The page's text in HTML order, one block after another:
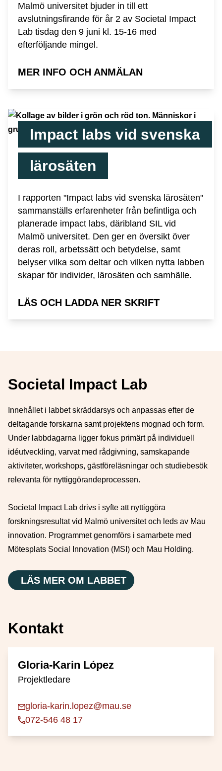
Malmö universitet bjuder in till ett
avslutningsfirande för år 2 av Societal Impact
Lab tisdag den 9 juni kl. 15-16 med
efterföljande mingel.
MER INFO OCH ANMÄLAN
Impact labs vid svenska
lärosäten
I rapporten "Impact labs vid svenska lärosäten"
sammanställs erfarenheter från befintliga och
planerade impact labs, däribland SIL vid
Malmö universitet. Den ger en översikt över
deras roll, arbetssätt och betydelse, samt
belyser vilka som deltar och vilken nytta labben
skapar för individer, lärosäten och samhälle.
LÄS OCH LADDA NER SKRIFT
Societal Impact Lab
Innehållet i labbet skräddarsys och anpassas efter de
deltagande forskarna samt projektens mognad och form.
Under labbdagarna ligger fokus primärt på individuell
idéutveckling, varvat med rådgivning, samskapande
aktiviteter, workshops, gästföreläsningar och studiebesök
relevanta för nyttiggörandeprocessen.
Societal Impact Lab drivs i syfte att nyttiggöra
forskningsresultat vid Malmö universitet och leds av Mau
innovation. Programmet genomförs i samarbete med
Mötesplats Social Innovation (MSI) och Mau Holding.
LÄS MER OM LABBET
Kontakt
Gloria-Karin López
Projektledare
gloria-karin.lopez@mau.se
072-546 48 17